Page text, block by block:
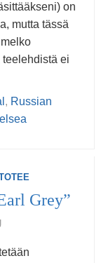
on
mutta tässä
ei
, Russian
Grey”